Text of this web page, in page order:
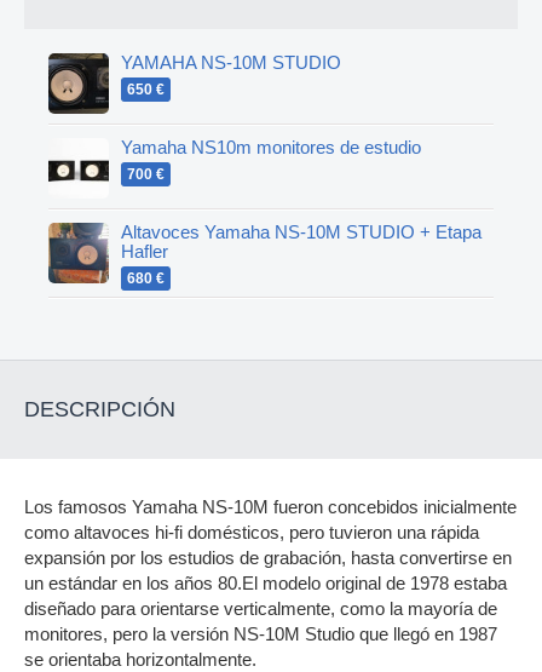
YAMAHA NS-10M STUDIO
650 €
Yamaha NS10m monitores de estudio
700 €
Altavoces Yamaha NS-10M STUDIO + Etapa
Hafler
680 €
DESCRIPCIÓN
Los famosos Yamaha NS-10M fueron concebidos inicialmente
como altavoces hi-fi domésticos, pero tuvieron una rápida
expansión por los estudios de grabación, hasta convertirse en
un estándar en los años 80.El modelo original de 1978 estaba
diseñado para orientarse verticalmente, como la mayoría de
monitores, pero la versión NS-10M Studio que llegó en 1987
se orientaba horizontalmente.